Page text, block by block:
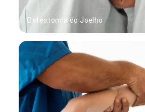
Osteotomia do Joelho